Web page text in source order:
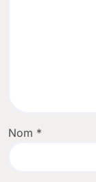
Nom *